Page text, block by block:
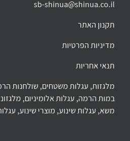
sb-shinua@shinua.co.il
תקנון האתר
מדיניות הפרטיות
תנאי אחריות
מלגזות, עגלות משטחים, שולחנות
במות הרמה, עגלות אלומיניום,
משא, עגלות שינוע, מוצרי שינוע,